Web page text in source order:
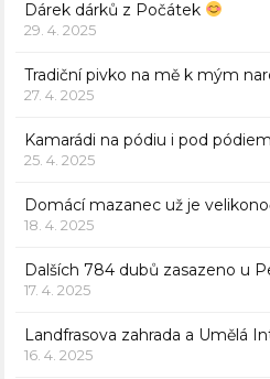
Dárek dárků z Počátek
29. 4. 2025
Tradiční pivko na mě k mým
27. 4. 2025
Kamarádi na pódiu i pod pódiem
25. 4. 2025
Domácí mazanec už je
18. 4. 2025
Dalších 784 dubů zasazeno u
17. 4. 2025
Landfrasova zahrada a Umělá
16. 4. 2025